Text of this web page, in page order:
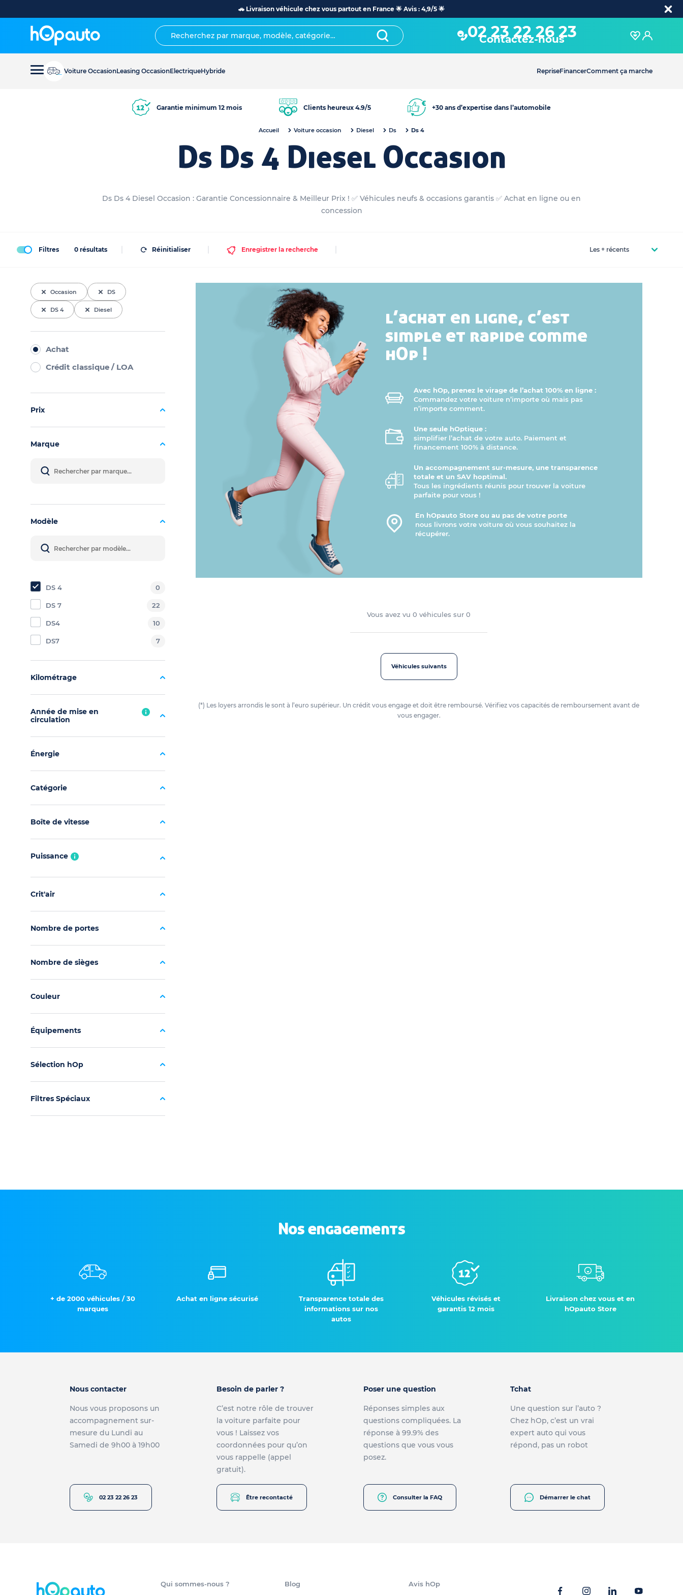
🚗 Livraison véhicule chez vous partout en France 🌟 Avis : 4,9/5 🌟
02 23 22 26 23
Contactez-nous
Voiture OccasionLeasing OccasionElectriqueHybride RepriseFinancerComment ça marche
Garantie minimum 12 mois Clients heureux 4.9/5 +30 ans d’expertise dans l’automobile
Accueil Voiture occasion Diesel Ds Ds 4
Ds Ds 4 Diesel Occasion
Ds Ds 4 Diesel Occasion : Garantie Concessionnaire & Meilleur Prix ! ✅ Véhicules neufs & occasions garantis ✅ Achat en ligne ou en
concession
Filtres 0 résultats Réinitialiser Enregistrer la recherche
Occasion DS
DS 4 Diesel
Achat
Crédit classique / LOA
Prix
Marque
Modèle
DS 4 0
DS 7 22
DS4 10
DS7 7
Kilométrage
Année de mise en
circulation
Énergie
Catégorie
Boîte de vitesse
Puissance
Crit'air
Nombre de portes
Nombre de sièges
Couleur
Équipements
Sélection hOp
Filtres Spéciaux
l’achat en ligne, c’est
simple et rapide comme
hOp !
Avec hOp, prenez le virage de l’achat 100% en ligne :
Commandez votre voiture n’importe où mais pas
n’importe comment.
Une seule hOptique :
simplifier l’achat de votre auto. Paiement et
financement 100% à distance.
Un accompagnement sur-mesure, une transparence
totale et un SAV hoptimal.
Tous les ingrédients réunis pour trouver la voiture
parfaite pour vous !
En hOpauto Store ou au pas de votre porte
nous livrons votre voiture où vous souhaitez la
récupérer.
Vous avez vu 0véhicules sur0
Véhicules suivants
(*) Les loyers arrondis le sont à l’euro supérieur. Un crédit vous engage et doit être remboursé. Vérifiez vos capacités de remboursement avant de
vous engager.
Nos engagements
+ de 2000 véhicules / 30
marques
Achat en ligne sécurisé
Transparence totale des
informations sur nos
autos
Véhicules révisés et
garantis 12 mois
Livraison chez vous et en
hOpauto Store
Nous contacter
Nous vous proposons un
accompagnement sur-
mesure du Lundi au
Samedi de 9h00 à 19h00
02 23 22 26 23
Besoin de parler ?
C’est notre rôle de trouver
la voiture parfaite pour
vous ! Laissez vos
coordonnées pour qu’on
vous rappelle (appel
gratuit).
Être recontacté
Poser une question
Réponses simples aux
questions compliquées. La
réponse à 99.9% des
questions que vous vous
posez.
Consulter la FAQ
Tchat
Une question sur l’auto ?
Chez hOp, c’est un vrai
expert auto qui vous
répond, pas un robot
Démarrer le chat
Qui sommes-nous ? Blog Avis hOp